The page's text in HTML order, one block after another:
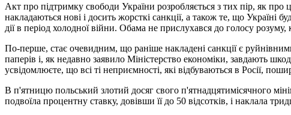
Акт про підтримку свободи України розробляється з тих пір, як
накладаються нові і досить жорсткі санкції, а також те, що
дії в період холодної війни. Обама не прислухався до голосу
По-перше, стає очевидним, що раніше накладені санкції є
паперів і, як недавно заявило Міністерство економіки, завдають
усвідомлюєте, що всі ті неприємності, які відбуваються в Росії,
В п'ятницю польський злотий досяг свого п'ятнадцятимісячного
подвоїла процентну ставку, довівши її до 50 відсотків, і наклала